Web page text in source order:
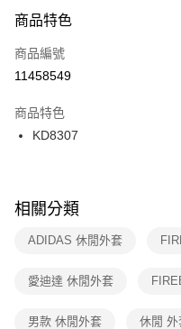
３．安心：先確認商品／服務後
【「AFTEE先享後付」結帳流程】
１．於結帳方式選擇「AFTEE先
２．訂單成立數日內，您將收到
３．收到繳費通知簡訊後14天內
ATM／網路銀行／等多元方式進
※ 交易是否成功請以「AFTEE先
是否繳費成功／繳費後需取消欲
客戶支援中心」https://
１．透過由恩沛科技股份有限公
權轉讓予恩沛科技股份有限公司
每筆NT$100，滿NT$1,500(
宅配
每筆NT$100，滿NT$1,500(
付款後門市自取
每筆NT$100，滿NT$1,500(
商品特色
商品編號
11458549
商品特色
KD8307
相關分類
ADIDAS 休閒外套
愛迪達 休閒外套
男款 休閒外套 休閒 外